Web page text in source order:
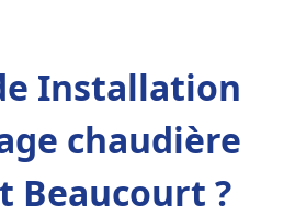
Installation
chaudière
Beaucourt ?